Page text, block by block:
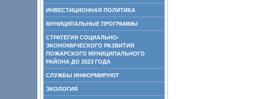
ИНВЕСТИЦИОННАЯ ПОЛИТИКА
МУНИЦИПАЛЬНЫЕ ПРОГРАММЫ
СТРАТЕГИЯ СОЦИАЛЬНО-
ЭКОНОМИЧЕСКОГО РАЗВИТИЯ
ПОЖАРСКОГО МУНИЦИПАЛЬНОГО
РАЙОНА ДО 2023 ГОДА
СЛУЖБЫ ИНФОРМИРУЮТ
ЭКОЛОГИЯ